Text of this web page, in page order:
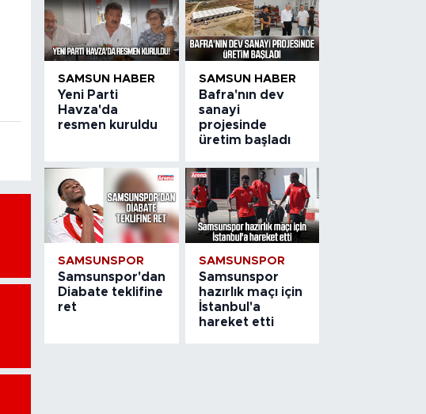
SAMSUN HABER
Yeni Parti
Havza'da
resmen kuruldu
SAMSUN HABER
Bafra'nın dev
sanayi
projesinde
üretim başladı
SAMSUNSPOR
Samsunspor'dan
Diabate teklifine
ret
SAMSUNSPOR
Samsunspor
hazırlık maçı için
İstanbul'a
hareket etti